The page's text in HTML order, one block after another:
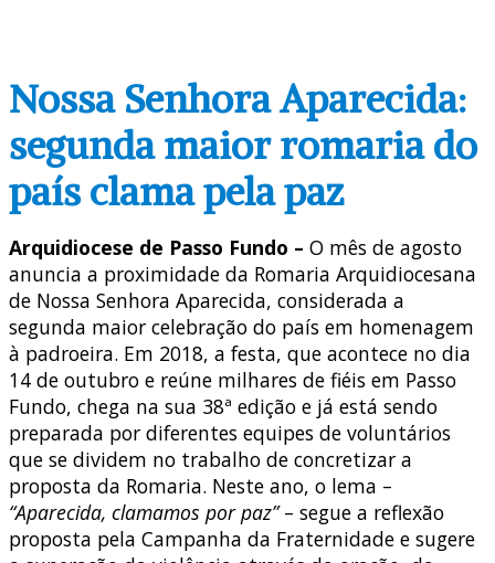
Nossa Senhora Aparecida:
segunda maior romaria do
país clama pela paz
Arquidiocese de Passo Fundo – O mês de agosto
anuncia a proximidade da Romaria Arquidiocesana
de Nossa Senhora Aparecida, considerada a
segunda maior celebração do país em homenagem
à padroeira. Em 2018, a festa, que acontece no dia
14 de outubro e reúne milhares de fiéis em Passo
Fundo, chega na sua 38ª edição e já está sendo
preparada por diferentes equipes de voluntários
que se dividem no trabalho de concretizar a
proposta da Romaria. Neste ano, o lema –
“Aparecida, clamamos por paz”– segue a reflexão
proposta pela Campanha da Fraternidade e sugere